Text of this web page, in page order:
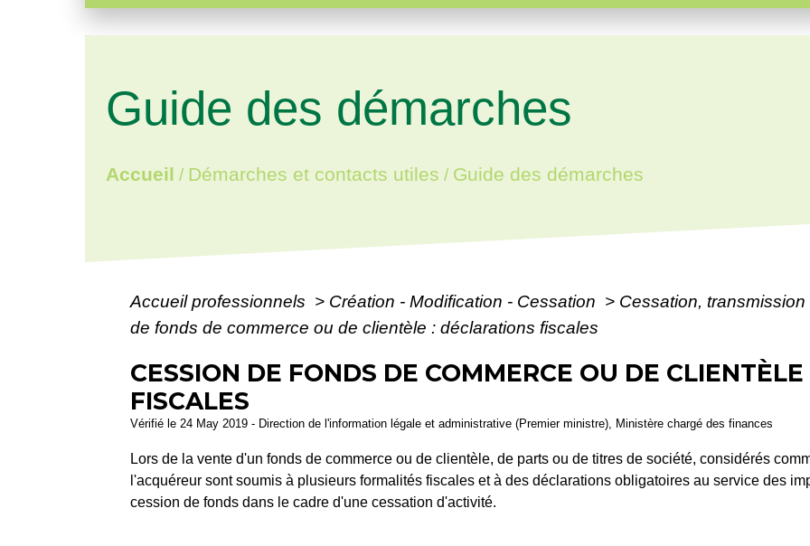
Guide des démarches
Accueil / Démarches et contacts utiles / Guide des démarches
Accueil professionnels > Création - Modification - Cessation > Cessation,
de fonds de commerce ou de clientèle : déclarations fiscales
CESSION DE FONDS DE COMMERCE OU DE
FISCALES
Vérifié le 24 May 2019 - Direction de l'information légale et administrative (Premier ministre), Ministère chargé des finances
Lors de la vente d'un fonds de commerce ou de clientèle, de parts ou de titres de société, considérés
l'acquéreur sont soumis à plusieurs formalités fiscales et à des déclarations obligatoires au service des
cession de fonds dans le cadre d'une cessation d'activité.